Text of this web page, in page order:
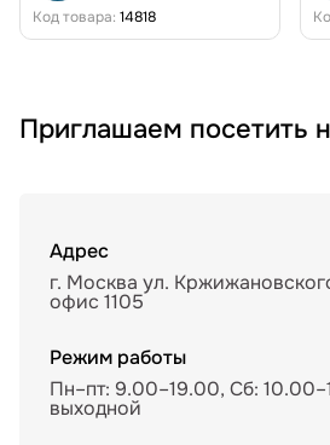
Код товара: 14818
Приглашаем посетить
Адрес
г. Москва ул.
офис 1105
Режим работы
Пн–пт: 9.00–19.00, Сб:
выходной